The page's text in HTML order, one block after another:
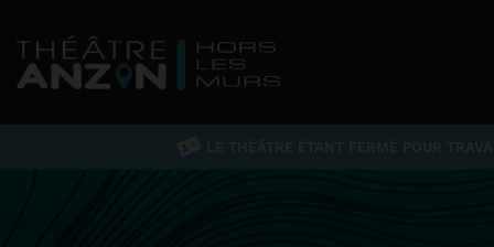
LE THÉÂTRE ÉTANT FERMÉ POUR